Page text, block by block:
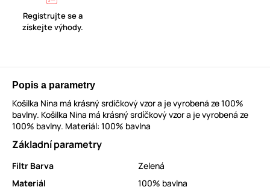
Registrujte se a
získejte výhody.
Popis a parametry
Košilka Nina má krásný srdíčkový vzor a je vyrobená ze 100%
bavlny. Košilka Nina má krásný srdíčkový vzor a je vyrobená ze
100% bavlny. Materiál: 100% bavlna
Základní parametry
Filtr Barva
Zelená
Materiál
100% bavlna